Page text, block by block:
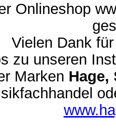
Onlineshop
Vielen Dank
zu unseren
Marken Hage,